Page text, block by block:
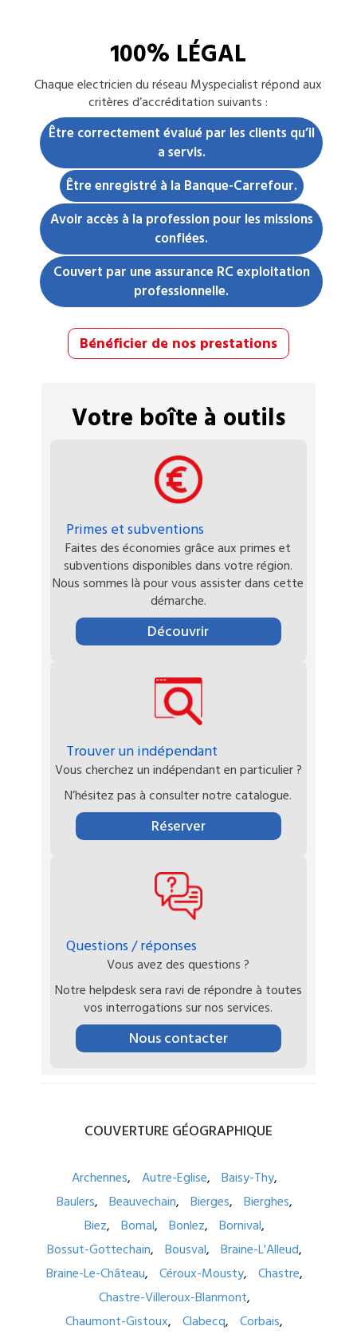
100% LÉGAL
Chaqueelectriciendu réseau Myspecialist répond aux
critères d’accréditation suivants :
Être correctement évalué par les clients qu’il
a servis.
Être enregistré à la Banque-Carrefour.
Avoir accès à la profession pour les missions
confiées.
Couvert par une assurance RC exploitation
professionnelle.
Bénéficier de nos prestations
Votre boîte à outils
Primes et subventions
Faites des économies grâce aux primes et
subventions disponibles dans votre région.
Nous sommes là pour vous assister dans cette
démarche.
Découvrir
Trouver un indépendant
Vous cherchez un indépendant en particulier ?
N’hésitez pas à consulter notre catalogue.
Réserver
Questions / réponses
Vous avez des questions ?
Notre helpdesk sera ravi de répondre à toutes
vos interrogations sur nos services.
Nous contacter
COUVERTURE GÉOGRAPHIQUE
Archennes Autre-Eglise
Baisy-Thy
Baulers
Beauvechain Bierges
Bierghes
Biez
Bomal Bonlez
Bornival
Bossut-Gottechain
Bousval
Braine-L'Alleud
Braine-Le-Château
Céroux-Mousty
Chastre
Chastre-Villeroux-Blanmont
Chaumont-Gistoux
Clabecq
Corbais